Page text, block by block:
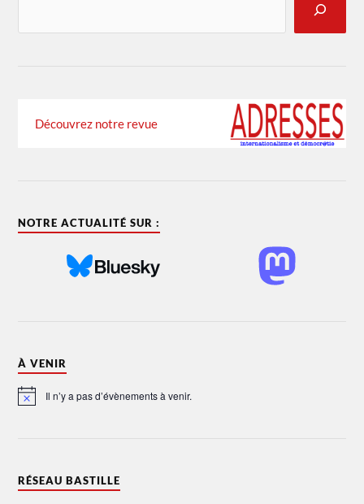
Découvrez notre revue
NOTRE ACTUALITÉ SUR :
À VENIR
Notice Il n’y a pas d’évènements à venir.
RÉSEAU BASTILLE